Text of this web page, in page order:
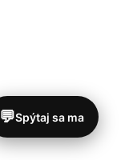
💬Spýtaj sa ma